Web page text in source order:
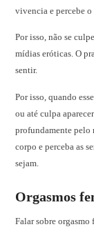
vivencia e percebe
Por isso, não se
mídias eróticas. O
sentir.
Por isso, quando
ou até culpa
profundamente pelo
corpo e perceba as
sejam.
Orgasmos
Falar sobre